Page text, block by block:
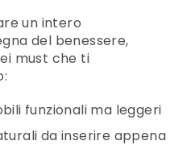
un intero
del benessere,
must che ti
funzionali ma leggeri
da inserire appena